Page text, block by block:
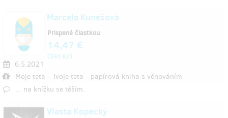
Marcela Kunešová
6.5.2021
Moje teta - Tvoje teta - papírová kniha s věnováním
... na knížku se těším.
Prispené čiastkou
14,47 €
(350 Kč)
Vlasta Kopecký